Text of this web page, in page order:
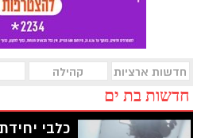
חדשות ארציות קהילה
חדשות בת ים
כלבי